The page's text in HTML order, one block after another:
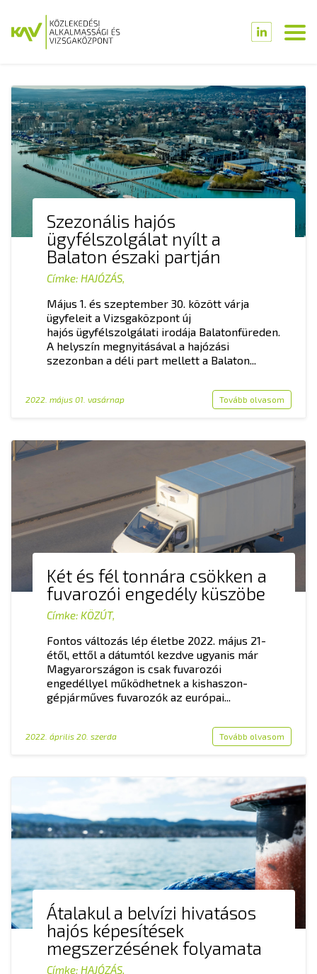
Szezonális hajós
ügyfélszolgálat nyílt a
Balaton északi partján
Címke: HAJÓZÁS,
Május 1. és szeptember 30. között várja
ügyfeleit a Vizsgaközpont új
hajós ügyfélszolgálati irodája Balatonfüreden.
A helyszín megnyitásával a hajózási
szezonban a déli part mellett a Balaton...
2022. május 01. vasárnap Tovább olvasom
Két és fél tonnára csökken a
fuvarozói engedély küszöbe
Címke: KÖZÚT,
Fontos változás lép életbe 2022. május 21-
étől, ettől a dátumtól kezdve ugyanis már
Magyarországon is csak fuvarozói
engedéllyel működhetnek a kishaszon-
gépjárműves fuvarozók az európai...
2022. április 20. szerda Tovább olvasom
Átalakul a belvízi hivatásos
hajós képesítések
megszerzésének folyamata
Címke: HAJÓZÁS,